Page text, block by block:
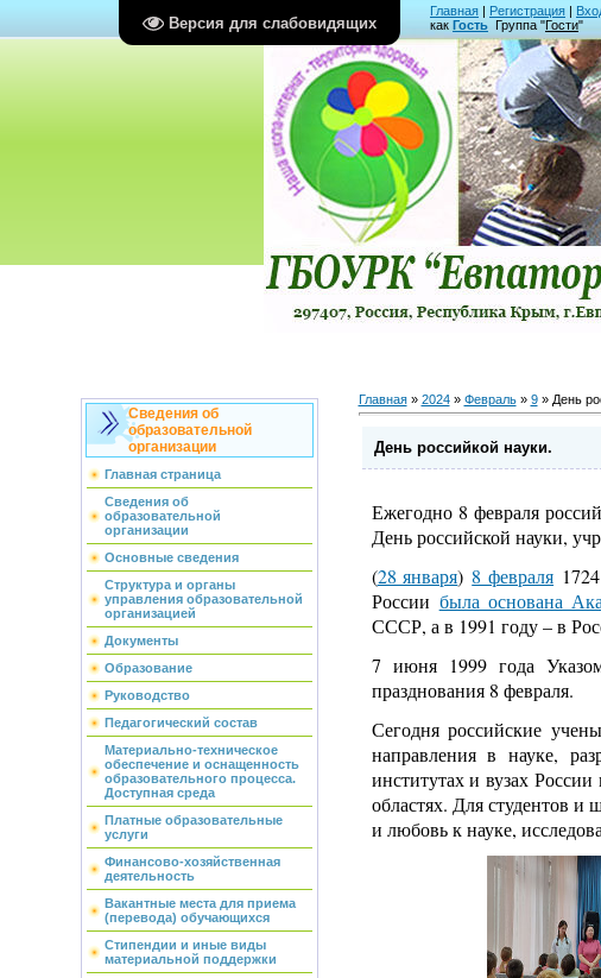
Версия для слабовидящих
Главная | Регистрация |
как Гость Группа "Гости"
Сведения об
образовательной
организации
Главная страница
Сведения об
образовательной
организации
Основные сведения
Структура и органы
управления образовательной
организацией
Документы
Образование
Руководство
Педагогический состав
Материально-техническое
обеспечение и оснащенность
образовательного процесса.
Доступная среда
Платные образовательные
услуги
Финансово-хозяйственная
деятельность
Вакантные места для приема
(перевода) обучающихся
Стипендии и иные виды
материальной поддержки
Главная» 2024 » Февраль » 9» День
День российкой науки.
Ежегодно 8 февраля
День российской науки,
(28 января) 8 февраля
России была основана
СССР, а в 1991 году – в
7 июня 1999 года
празднования 8 февраля.
Сегодня российские
направления в науке,
институтах и вузах
областях. Для студентов и
и любовь к науке,